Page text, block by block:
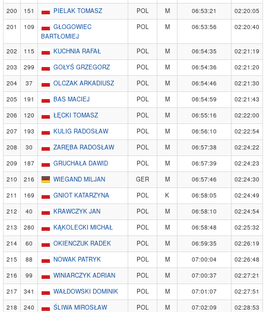
200 151 PIELAK TOMASZ POL M 06:53:21
02:20:05
201
109
GŁOGOWIEC
BARTŁOMIEJ
POL M 06:53:56 02:20:40
202 115 KUCHNIA RAFAŁ POL M 06:54:35
02:21:19
203
299 GOŁYŚ GRZEGORZ POL M 06:54:36
02:21:20
204
37 OLCZAK ARKADIUSZ POL M 06:54:46
02:21:30
205
191 BAS MACIEJ POL M 06:54:59
02:21:43
206
120 ŁĘCKI TOMASZ POL M 06:55:16
02:22:00
207
193 KULIG RADOSŁAW POL M 06:56:10
02:22:54
208
30 ZARĘBA RADOSŁAW POL M 06:57:38
02:24:22
209
187 GRUCHAŁA DAWID POL M 06:57:39
02:24:23
210
216 WIEGAND MILJAN GER M 06:57:46
02:24:30
211
169 GNIOT KATARZYNA POL K 06:58:05
02:24:49
212
40 KRAWCZYK JAN POL M 06:58:10
02:24:54
213
280 KĄKOLECKI MICHAŁ POL M 06:58:48
02:25:32
214
60 OKIENCZUK RADEK POL M 06:59:35
02:26:19
215
88 NOWAK PATRYK POL M 07:00:04
02:26:48
216
99 WINIARCZYK ADRIAN POL M 07:00:37
02:27:21
217
341 WAŁDOWSKI DOMINIK POL M 07:01:07
02:27:51
218
240 ŚLIWA MIROSŁAW POL M 07:02:09
02:28:53